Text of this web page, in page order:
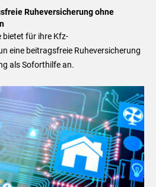
Ruheversicherung ohne
bietet für ihre Kfz-
eine beitragsfreie Ruheversicherung
als Soforthilfe an.